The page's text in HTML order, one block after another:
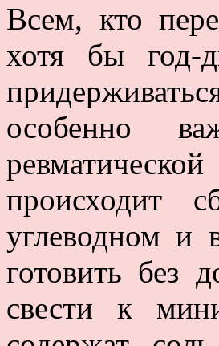
Всем, кто
хотя бы год-
особенно
происходит
углеводном и
готовить без
свести к